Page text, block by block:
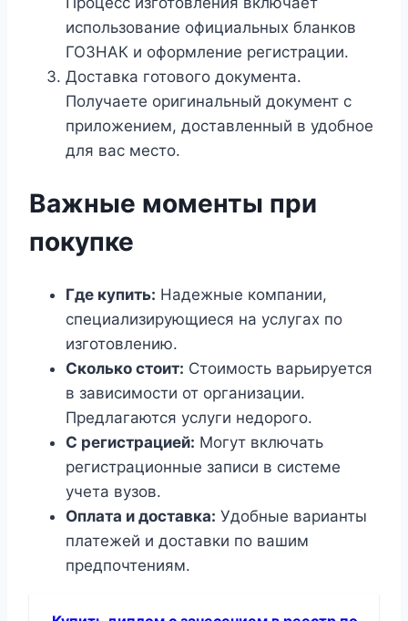
использование официальных бланков
ГОЗНАК и оформление регистрации.
Доставка готового документа.
Получаете оригинальный документ с
приложением, доставленный в удобное
для вас место.
Важные моменты при
покупке
Где купить: Надежные компании,
специализирующиеся на услугах по
изготовлению.
Сколько стоит: Стоимость варьируется
в зависимости от организации.
Предлагаются услуги недорого.
С регистрацией: Могут включать
регистрационные записи в системе
учета вузов.
Оплата и доставка: Удобные варианты
платежей и доставки по вашим
предпочтениям.